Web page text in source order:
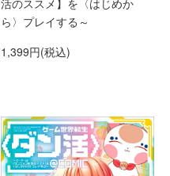
活のススメ】を〈はじめか
ら〉プレイする～
1,399円(税込)